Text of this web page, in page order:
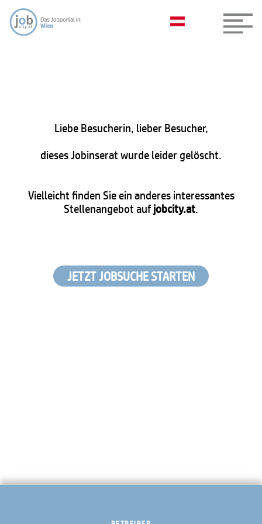
Liebe Besucherin, lieber Besucher,
dieses Jobinserat wurde leider gelöscht.
Vielleicht finden Sie ein anderes interessantes
Stellenangebot aufjobcity.at.
JETZT JOBSUCHE STARTEN